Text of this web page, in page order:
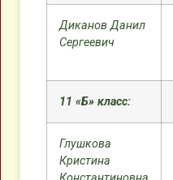
Диканов Данил
Сергеевич
11 «Б» класс:
Глушкова
Кристина